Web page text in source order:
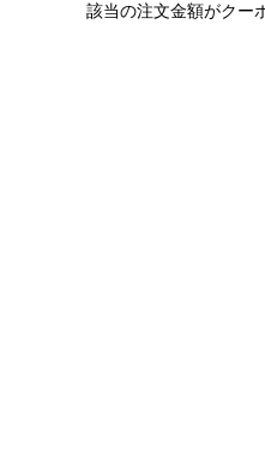
該当の注文金額がクー